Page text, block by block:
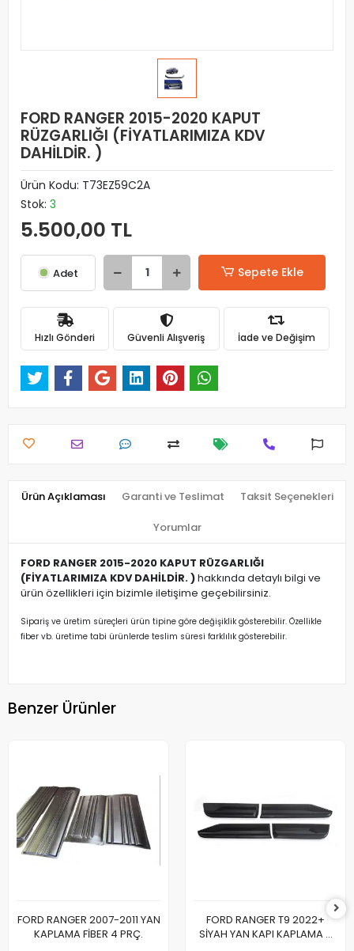
FORD RANGER 2015-2020 KAPUT
RÜZGARLIĞI (FİYATLARIMIZA KDV
DAHİLDİR. )
Ürün Kodu: T73EZ59C2A
Stok: 3
5.500,00 TL
Adet Sepete Ekle
Hızlı Gönderi Güvenli Alışveriş İade ve Değişim
Ürün Açıklaması Garanti ve Teslimat Taksit Seçenekleri
Yorumlar
FORD RANGER 2015-2020 KAPUT RÜZGARLIĞI
(FİYATLARIMIZA KDV DAHİLDİR. )hakkında detaylı bilgi ve
ürün özellikleri için bizimle iletişime geçebilirsiniz.
Sipariş ve üretim süreçleri ürün tipine göre değişiklik gösterebilir. Özellikle
fiber vb. üretime tabi ürünlerde teslim süresi farklılık gösterebilir.
Benzer Ürünler
FORD RANGER 2007-2011 YAN
KAPLAMA FİBER 4 PRÇ.
FORD RANGER T9 2022+
SİYAH YAN KAPI KAPLAMA 4